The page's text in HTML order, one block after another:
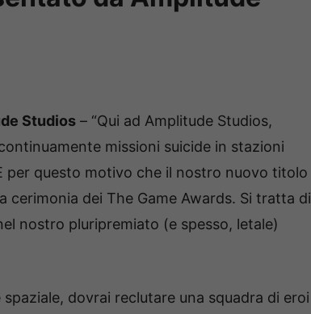
Studios – “Qui ad Amplitude Studios,
missioni suicide in stazioni
per questo motivo che il nostro nuovo titolo
cerimonia dei The Game Awards. Si tratta di
nostro pluripremiato (e spesso, letale)
dovrai reclutare una squadra di eroi